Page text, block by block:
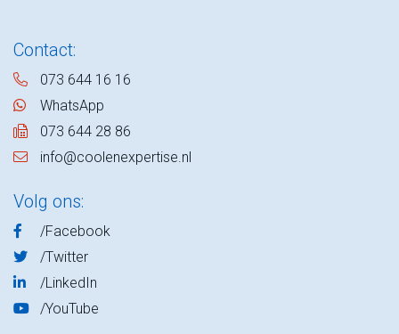
Contact:
073 644 16 16
WhatsApp
073 644 28 86
info@coolenexpertise.nl
Volg ons:
/Facebook
/Twitter
/LinkedIn
/YouTube